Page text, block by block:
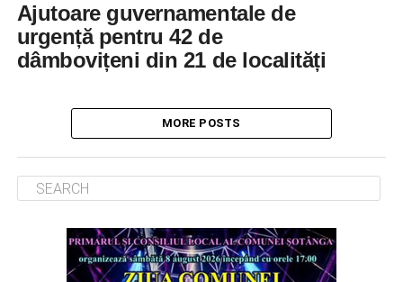
Ajutoare guvernamentale de
urgență pentru 42 de
dâmbovițeni din 21 de localități
MORE POSTS